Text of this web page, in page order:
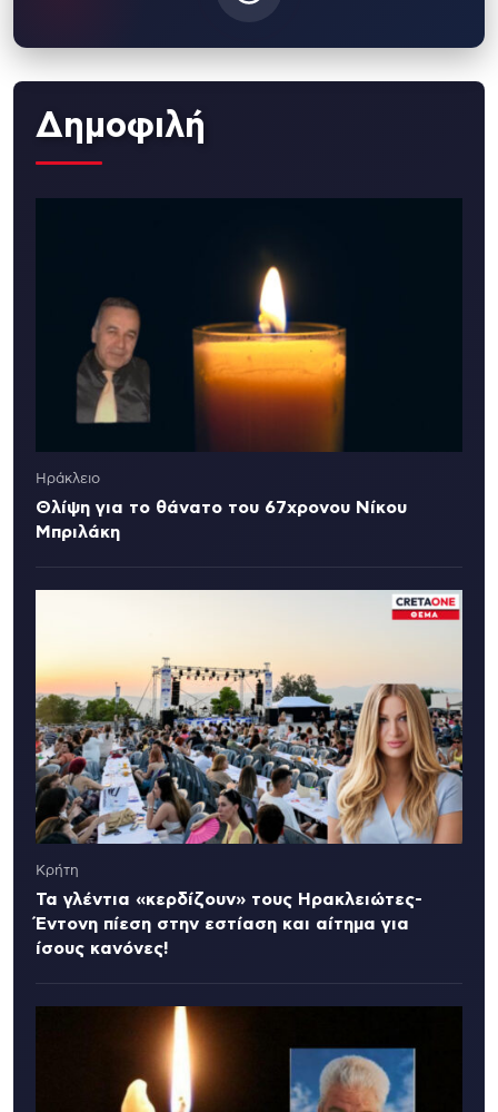
Δημοφιλή
Ηράκλειο
Θλίψη για το θάνατο του 67χρονου Νίκου
Μπριλάκη
Κρήτη
Τα γλέντια «κερδίζουν» τους Ηρακλειώτες-
Έντονη πίεση στην εστίαση και αίτημα για
ίσους κανόνες!